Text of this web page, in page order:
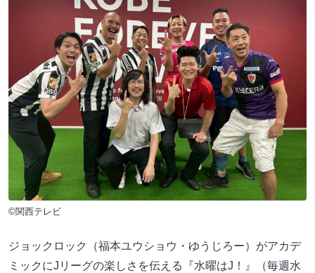
©関西テレビ
ジョックロック（福本ユウショウ・ゆうじろー）がアカデ
ミックにJリーグの楽しさを伝える『水曜はJ！』（毎週水